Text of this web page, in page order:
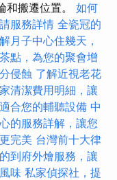
和搬遷位置。 如何
服務詳情 全瓷冠的
月子中心住幾天，
點，為您的聚會增
侵蝕 了解近視老花
清潔費用明細，讓
合您的輔聽設備 中
的服務詳解，讓您
完美 台灣前十大律
到府外燴服務，讓
味 私家偵探社，提